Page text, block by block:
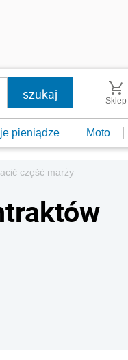
Sklep
pieniądze Moto
część marży